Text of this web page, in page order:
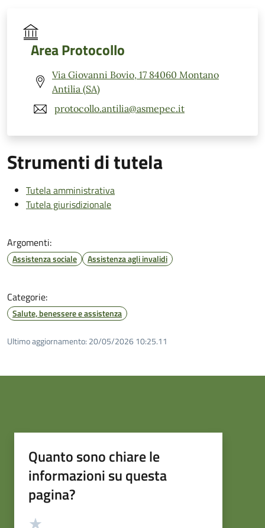
Area Protocollo
Via Giovanni Bovio, 17 84060 Montano
Antilia (SA)
protocollo.antilia@asmepec.it
Strumenti di tutela
Tutela amministrativa
Tutela giurisdizionale
Argomenti:
Assistenza sociale Assistenza agli invalidi
Categorie:
Salute, benessere e assistenza
Ultimo aggiornamento: 20/05/2026 10:25.11
Quanto sono chiare le
informazioni su questa
pagina?
Valutazione